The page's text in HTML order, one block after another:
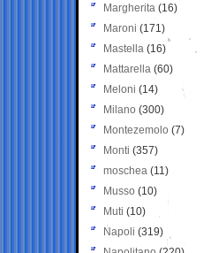
Margherita (16)
Maroni (171)
Mastella (16)
Mattarella (60)
Meloni (14)
Milano (300)
Montezemolo (7)
Monti (357)
moschea (11)
Musso (10)
Muti (10)
Napoli (319)